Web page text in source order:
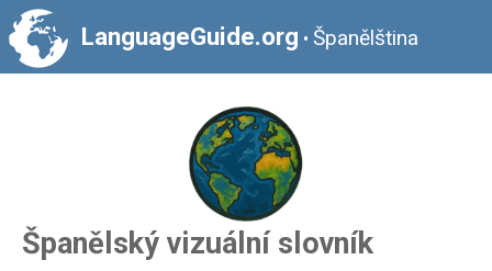
LanguageGuide.org • Španělština
Španělský vizuální slovník